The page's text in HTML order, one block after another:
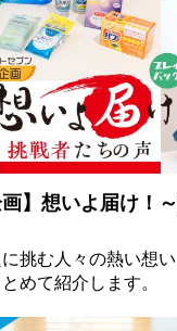
画】想いよ届け！
挑む人々の熱い想
めて紹介します。